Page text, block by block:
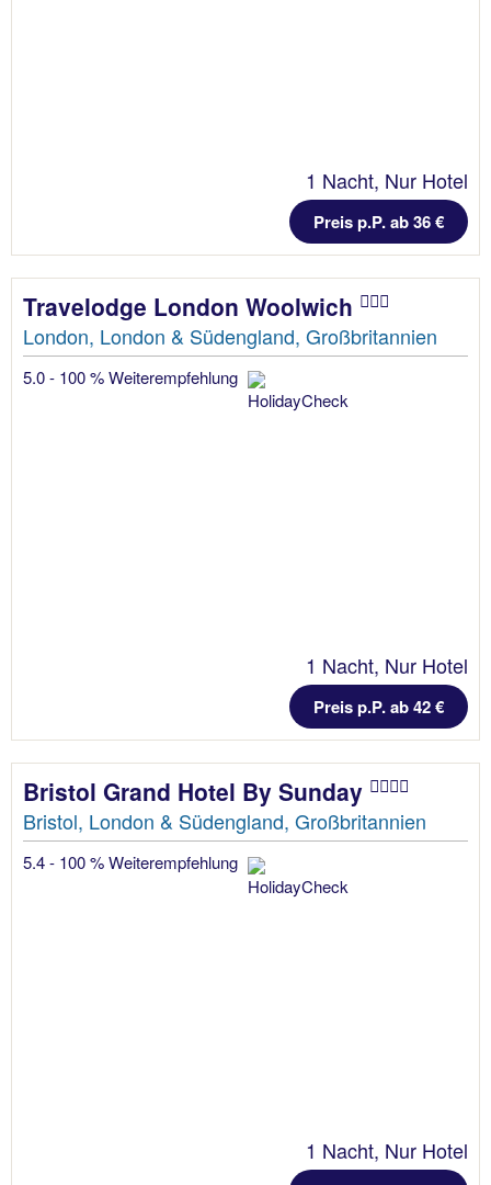
1 Nacht, Nur Hotel
Preis p.P. ab 36 €
Travelodge London Woolwich
London, London & Südengland, Großbritannien
5.0 - 100 % Weiterempfehlung
1 Nacht, Nur Hotel
Preis p.P. ab 42 €
Bristol Grand Hotel By Sunday
Bristol, London & Südengland, Großbritannien
5.4 - 100 % Weiterempfehlung
1 Nacht, Nur Hotel